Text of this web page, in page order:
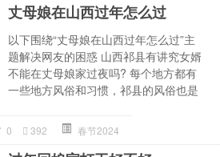
丈母娘在山西过年怎么过
以下围绕“丈母娘在山西过年怎么过”主
题解决网友的困惑 山西祁县有讲究女婿
不能在丈母娘家过夜吗? 每个地方都有
一些地方风俗和习惯，祁县的风俗也是
0 392 春节2024